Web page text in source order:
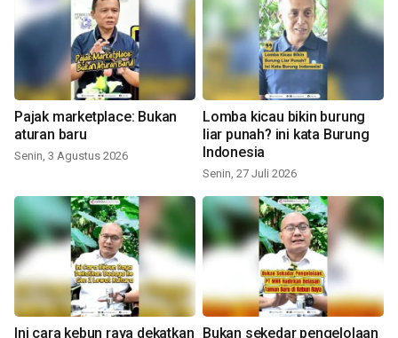
Pajak marketplace: Bukan
aturan baru
Senin, 3 Agustus 2026
Lomba kicau bikin burung
liar punah? ini kata Burung
Indonesia
Senin, 27 Juli 2026
Ini cara kebun raya dekatkan
Bukan sekedar pengelolaan